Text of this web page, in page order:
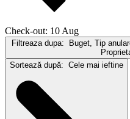
Check-out: 10 Aug
Filtreaza dupa:
Buget, Tip
Sortează după: Cele mai ieftine